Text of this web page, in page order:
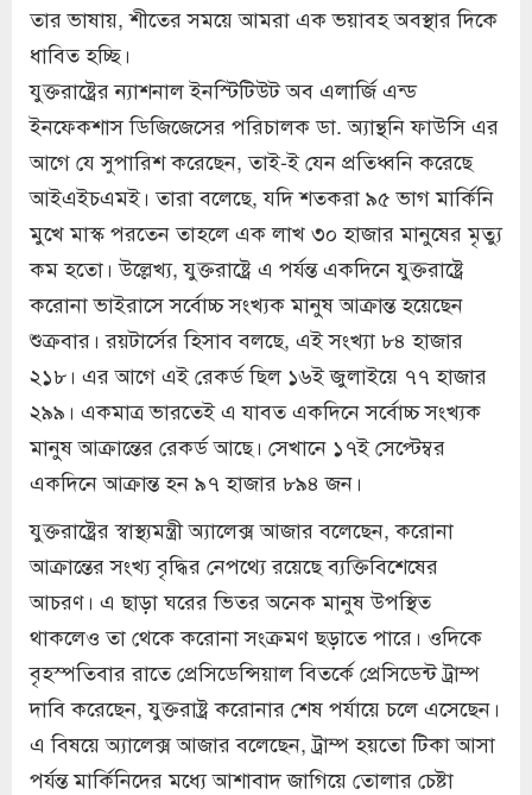
তার ভাষায়, শীতের সময়ে আমরা এক ভয়াবহ অবস্থার দিকে
ধাবিত হচ্ছি।
যুক্তরাষ্ট্রের ন্যাশনাল ইনস্টিটিউট অব এলার্জি এন্ড
ইনফেকশাস ডিজিজেসের পরিচালক ডা. অ্যান্থনি ফাউসি এর
আগে যে সুপারিশ করেছেন, তাই-ই যেন প্রতিধ্বনি করেছে
আইএইচএমই। তারা বলেছে, যদি শতকরা ৯৫ ভাগ মার্কিনি
মুখে মাস্ক পরতেন তাহলে এক লাখ ৩০ হাজার মানুষের মৃত্যু
কম হতো। উল্লেখ্য, যুক্তরাষ্ট্রে এ পর্যন্ত একদিনে যুক্তরাষ্ট্রে
করোনা ভাইরাসে সর্বোচ্চ সংখ্যক মানুষ আক্রান্ত হয়েছেন
শুক্রবার। রয়টার্সের হিসাব বলছে, এই সংখ্যা ৮৪ হাজার
২১৮। এর আগে এই রেকর্ড ছিল ১৬ই জুলাইয়ে ৭৭ হাজার
২৯৯। একমাত্র ভারতেই এ যাবত একদিনে সর্বোচ্চ সংখ্যক
মানুষ আক্রান্তের রেকর্ড আছে। সেখানে ১৭ই সেপ্টেম্বর
একদিনে আক্রান্ত হন ৯৭ হাজার ৮৯৪ জন।
যুক্তরাষ্ট্রের স্বাস্থ্যমন্ত্রী অ্যালেক্স আজার বলেছেন, করোনা
আক্রান্তের সংখ্য বৃদ্ধির নেপথ্যে রয়েছে ব্যক্তিবিশেষের
আচরণ। এ ছাড়া ঘরের ভিতর অনেক মানুষ উপস্থিত
থাকলেও তা থেকে করোনা সংক্রমণ ছড়াতে পারে। ওদিকে
বৃহস্পতিবার রাতে প্রেসিডেন্সিয়াল বিতর্কে প্রেসিডেন্ট ট্রাম্প
দাবি করেছেন, যুক্তরাষ্ট্র করোনার শেষ পর্যায়ে চলে এসেছেন।
এ বিষয়ে অ্যালেক্স আজার বলেছেন, ট্রাম্প হয়তো টিকা আসা
পর্যন্ত মার্কিনিদের মধ্যে আশাবাদ জাগিয়ে তোলার চেষ্টা